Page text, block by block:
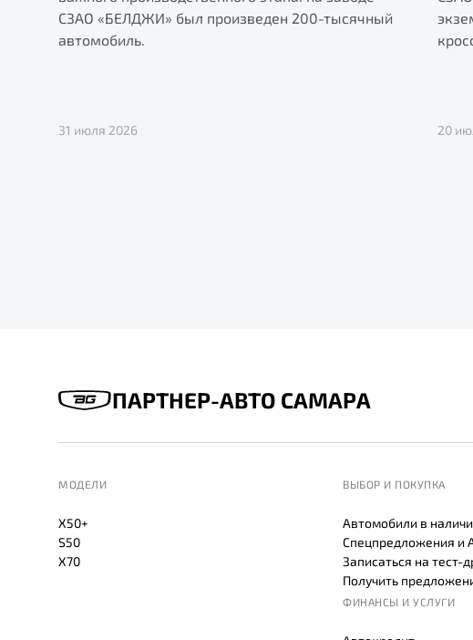
СЗАО «БЕЛДЖИ» был произведен 200-тысячный
автомобиль.
31 июля 2026 20
ПАРТНЕР-АВТО САМАРА
МОДЕЛИ
X50+
S50
X70
ВЫБОР И ПОКУПКА
Автомобили в
Спецпредложения и
Записаться на тест-
Получить
ФИНАНСЫ И УСЛУГИ